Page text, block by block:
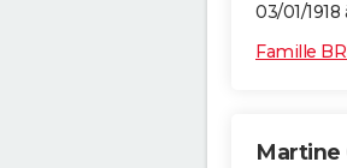
03/01/1918
Famille
Martine